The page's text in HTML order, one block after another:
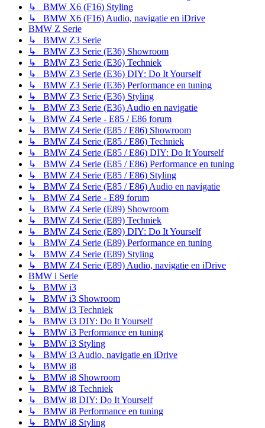
↳ BMW X6 (F16) Styling
↳ BMW X6 (F16) Audio, navigatie en iDrive
BMW Z Serie
↳ BMW Z3 Serie
↳ BMW Z3 Serie (E36) Showroom
↳ BMW Z3 Serie (E36) Techniek
↳ BMW Z3 Serie (E36) DIY: Do It Yourself
↳ BMW Z3 Serie (E36) Performance en tuning
↳ BMW Z3 Serie (E36) Styling
↳ BMW Z3 Serie (E36) Audio en navigatie
↳ BMW Z4 Serie - E85 / E86 forum
↳ BMW Z4 Serie (E85 / E86) Showroom
↳ BMW Z4 Serie (E85 / E86) Techniek
↳ BMW Z4 Serie (E85 / E86) DIY: Do It Yourself
↳ BMW Z4 Serie (E85 / E86) Performance en tuning
↳ BMW Z4 Serie (E85 / E86) Styling
↳ BMW Z4 Serie (E85 / E86) Audio en navigatie
↳ BMW Z4 Serie - E89 forum
↳ BMW Z4 Serie (E89) Showroom
↳ BMW Z4 Serie (E89) Techniek
↳ BMW Z4 Serie (E89) DIY: Do It Yourself
↳ BMW Z4 Serie (E89) Performance en tuning
↳ BMW Z4 Serie (E89) Styling
↳ BMW Z4 Serie (E89) Audio, navigatie en iDrive
BMW i Serie
↳ BMW i3
↳ BMW i3 Showroom
↳ BMW i3 Techniek
↳ BMW i3 DIY: Do It Yourself
↳ BMW i3 Performance en tuning
↳ BMW i3 Styling
↳ BMW i3 Audio, navigatie en iDrive
↳ BMW i8
↳ BMW i8 Showroom
↳ BMW i8 Techniek
↳ BMW i8 DIY: Do It Yourself
↳ BMW i8 Performance en tuning
↳ BMW i8 Styling